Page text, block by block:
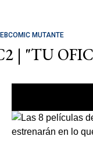
MUTANTE
| "TU